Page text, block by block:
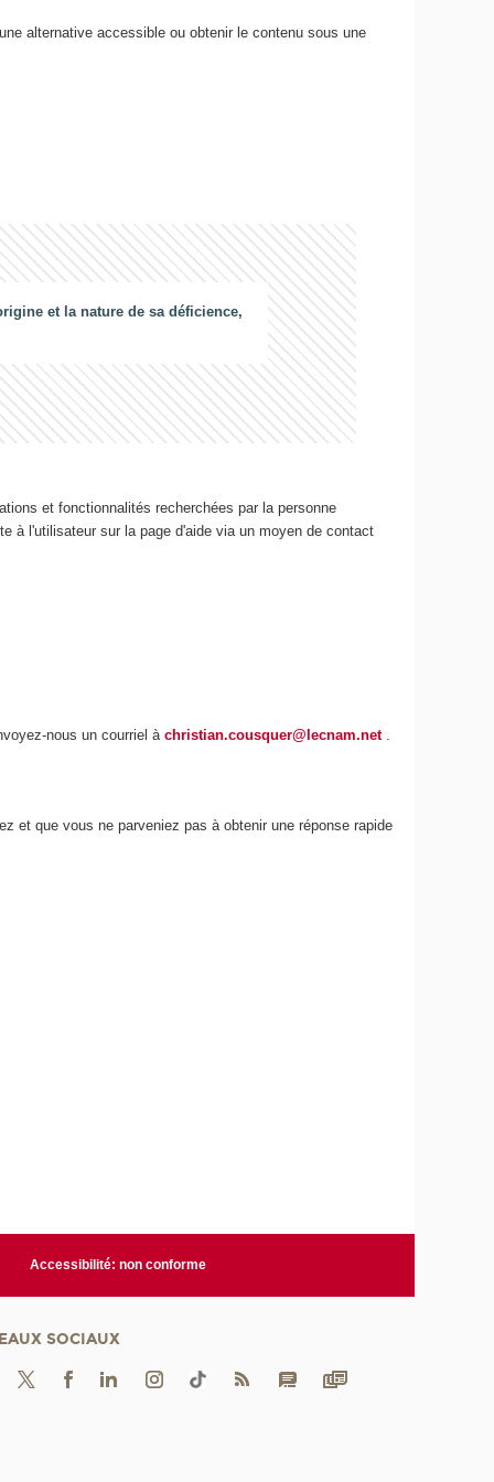
alternative accessible ou obtenir le contenu sous une
et la nature de sa déficience,
et fonctionnalités recherchées par la personne
à l'utilisateur sur la page d'aide via un moyen de contact
nous un courriel àchristian.cousquer@lecnam.net
et que vous ne parveniez pas à obtenir une réponse rapide
Accessibilité: non conforme
SOCIAUX